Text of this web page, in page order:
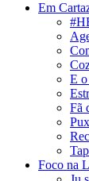
Em
E
Fã
Foco na